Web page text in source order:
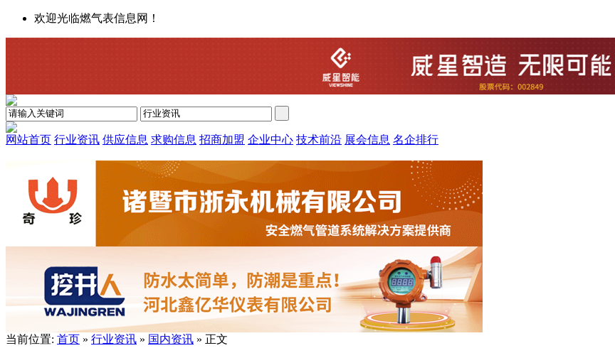
欢迎光临燃气表信息网！
网站首页 行业资讯 供应信息 求购信息 招商加盟 企业中心 技术前沿 展会信息 名企排行
当前位置: 首页 » 行业资讯 » 国内资讯 » 正文